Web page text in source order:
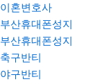
이혼변호사
부산휴대폰성지
부산휴대폰성지
축구반티
야구반티